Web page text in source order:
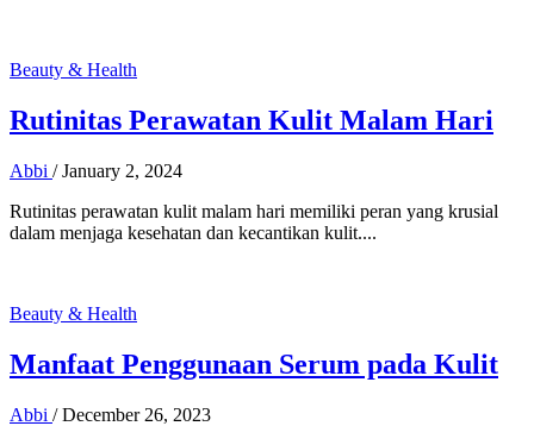
Beauty & Health
Rutinitas Perawatan Kulit Malam Hari
Abbi / January 2, 2024
Rutinitas perawatan kulit malam hari memiliki peran yang krusial
dalam menjaga kesehatan dan kecantikan kulit....
Beauty & Health
Manfaat Penggunaan Serum pada Kulit
Abbi / December 26, 2023